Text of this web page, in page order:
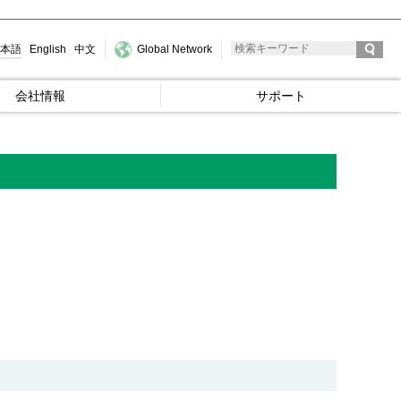
語 English 中文 Global Network
会社情報 サポート